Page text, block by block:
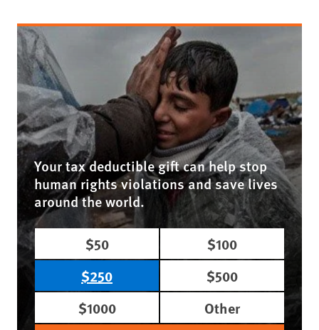
Your tax deductible gift can help stop
human rights violations and save lives
around the world.
$50
$100
$250
$500
$1000
Other